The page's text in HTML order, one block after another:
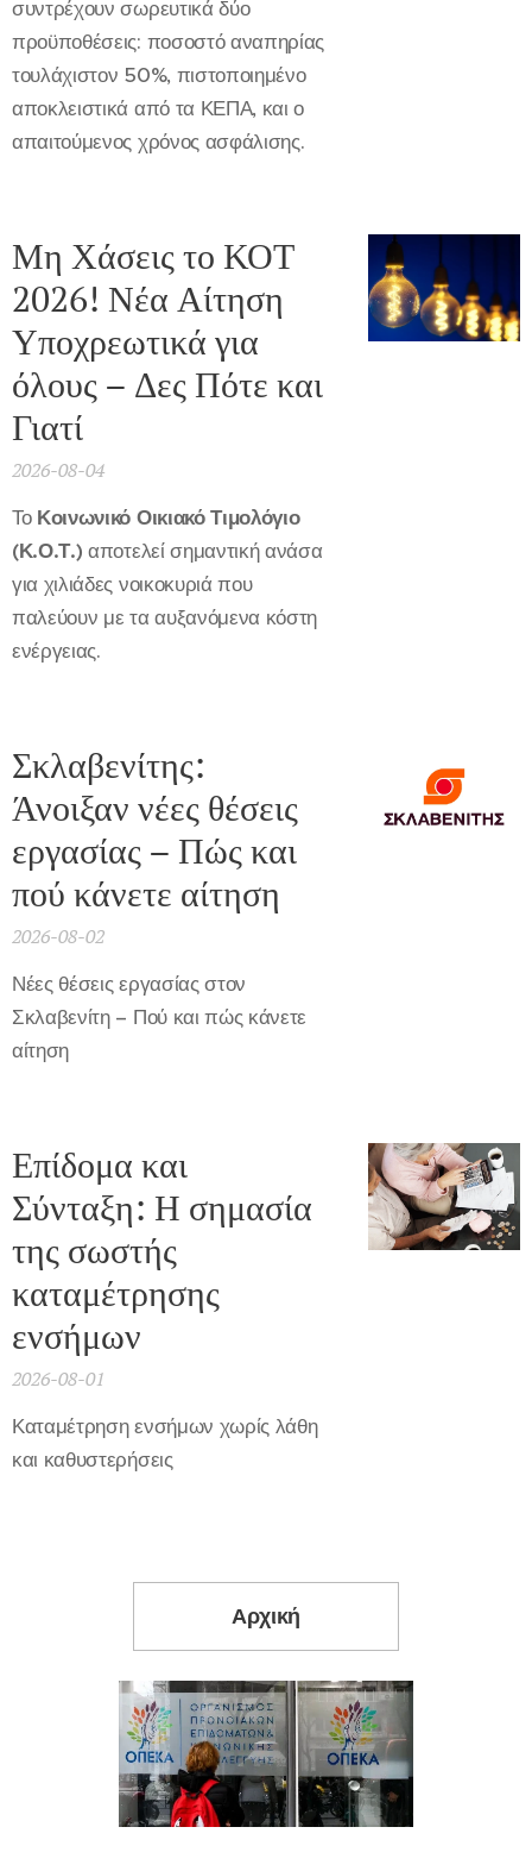
συντρέχουν σωρευτικά δύο
προϋποθέσεις: ποσοστό αναπηρίας
τουλάχιστον 50%, πιστοποιημένο
αποκλειστικά από τα ΚΕΠΑ, και ο
απαιτούμενος χρόνος ασφάλισης.
Μη Χάσεις το ΚΟΤ
2026! Νέα Αίτηση
Υποχρεωτικά για
όλους – Δες Πότε και
Γιατί
2026-08-04
Το Κοινωνικό Οικιακό Τιμολόγιο
(Κ.Ο.Τ.) αποτελεί σημαντική ανάσα
για χιλιάδες νοικοκυριά που
παλεύουν με τα αυξανόμενα κόστη
ενέργειας.
Σκλαβενίτης:
Άνοιξαν νέες θέσεις
εργασίας – Πώς και
πού κάνετε αίτηση
2026-08-02
Νέες θέσεις εργασίας στον
Σκλαβενίτη – Πού και πώς κάνετε
αίτηση
Επίδομα και
Σύνταξη: Η σημασία
της σωστής
καταμέτρησης
ενσήμων
2026-08-01
Καταμέτρηση ενσήμων χωρίς λάθη
και καθυστερήσεις
Αρχική